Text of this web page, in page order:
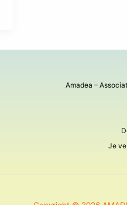
Amadea –
Je